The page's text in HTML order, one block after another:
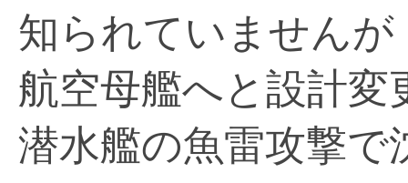
知られていません
航空母艦へと設計
潜水艦の魚雷攻撃で